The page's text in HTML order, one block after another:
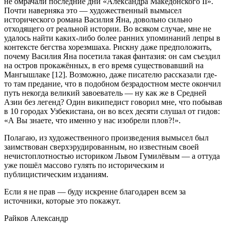
Почти наверняка это — художественный вымысел
исторического романа Василия Яна, довольно сильно
отходящего от реальной истории. Во всяком случае, мне не
удалось найти каких-либо более ранних упоминаний лепры в
контексте бегства хорезмшаха. Рискну даже предположить,
почему Василия Яна посетила такая фантазия: он сам съездил
на остров прокажённых, в его время существовавший на
Мангышлаке [12]. Возможно, даже писателю рассказали где-
то там предание, что в подобном безрадостном месте окончил
путь некогда великий завоеватель — ну как же в Средней
Азии без легенд? Один википедист говорил мне, что побывав
в 10 городах Узбекистана, он во всех десяти слушал от гидов:
«А Вы знаете, что именно у нас изобрели плов?!».
Полагаю, из художественного произведения вымысел был
заимствован сверхэрудированным, но известным своей
нечистоплотностью историком Львом Гумилёвым — а оттуда
уже пошёл массово гулять по историческим и
публицистическим изданиям.
Если я не прав — буду искренне благодарен всем за
источники, которые это покажут.
Райков Александр